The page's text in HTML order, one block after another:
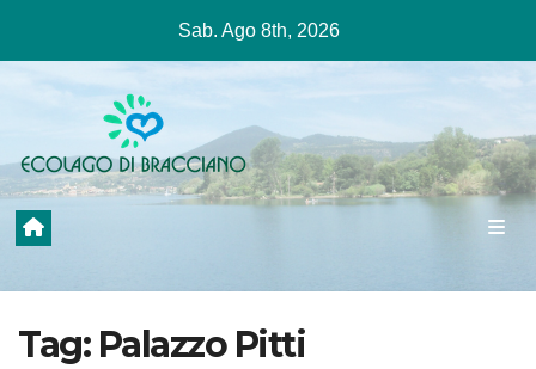
contenuto
Sab. Ago 8th, 2026
Tag: Palazzo Pitti